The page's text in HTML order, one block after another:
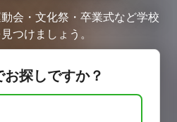
会・文化祭・卒業式など学校
つけましょう。
お探しですか？